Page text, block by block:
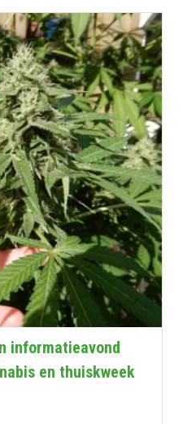
informatieavond
en thuiskweek